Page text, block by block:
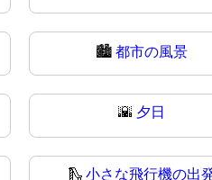
🏙️ 都市の風景
🌇 夕日
🛝 小さな飛行機の出